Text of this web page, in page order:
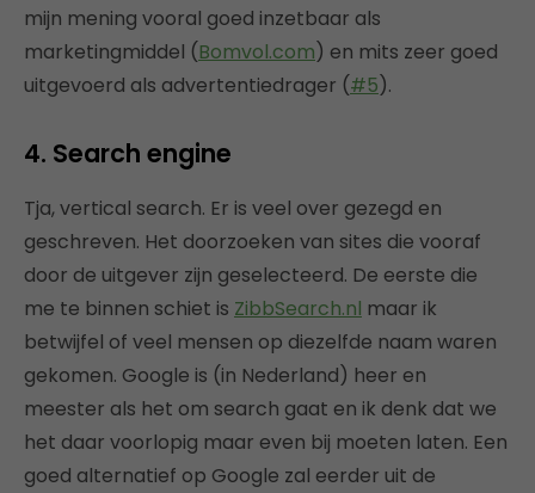
mijn mening vooral goed inzetbaar als
marketingmiddel (Bomvol.com) en mits zeer goed
uitgevoerd als advertentiedrager (#5).
4. Search engine
Tja, vertical search. Er is veel over gezegd en
geschreven. Het doorzoeken van sites die vooraf
door de uitgever zijn geselecteerd. De eerste die
me te binnen schiet is ZibbSearch.nl maar ik
betwijfel of veel mensen op diezelfde naam waren
gekomen. Google is (in Nederland) heer en
meester als het om search gaat en ik denk dat we
het daar voorlopig maar even bij moeten laten. Een
goed alternatief op Google zal eerder uit de